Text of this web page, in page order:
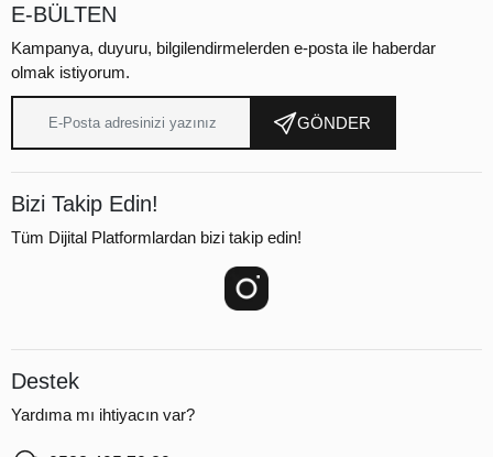
E-BÜLTEN
Kampanya, duyuru, bilgilendirmelerden e-posta ile haberdar
olmak istiyorum.
GÖNDER
Bizi Takip Edin!
Tüm Dijital Platformlardan bizi takip edin!
Destek
Yardıma mı ihtiyacın var?